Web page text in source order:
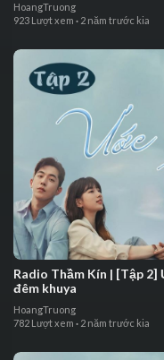
HoangTruong
923 Lượt xem · 2 năm trước kia
⁣⁣Radio Thầm Kín | ⁣[Tập 2]
đêm khuya
HoangTruong
782 Lượt xem · 2 năm trước kia